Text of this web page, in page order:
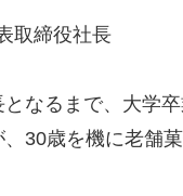
取締役社長
なるまで、大学
30歳を機に老舗